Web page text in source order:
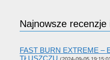
Najnowsze recenzje
FAST BURN EXTREME –